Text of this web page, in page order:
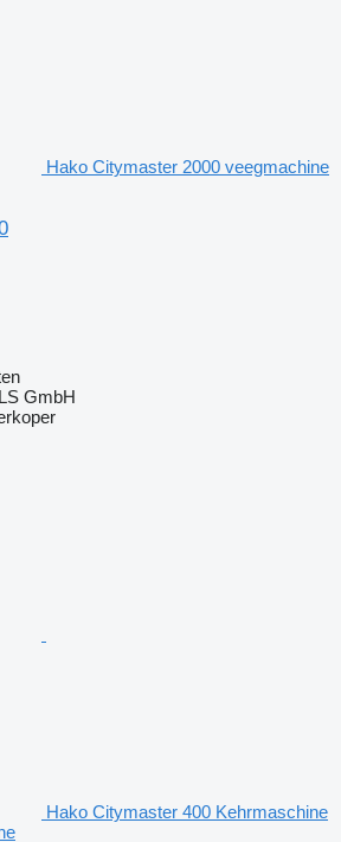
Hako Citymaster 2000 veegmachine
GmbH
Hako Citymaster 400 Kehrmaschine